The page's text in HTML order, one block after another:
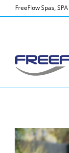
Salta
al
FreeFlow Spas,